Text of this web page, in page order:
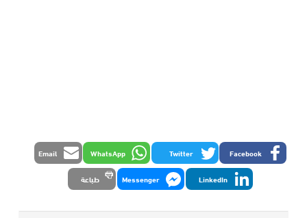
Facebook
Twitter
WhatsApp
Email
LinkedIn
Messenger طباعة